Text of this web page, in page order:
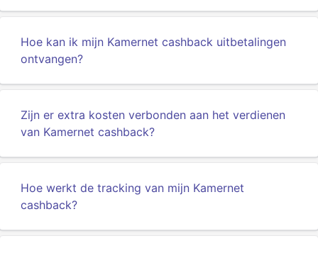
Hoe kan ik mijn Kamernet cashback uitbetalingen
ontvangen?
Zijn er extra kosten verbonden aan het verdienen
van Kamernet cashback?
Hoe werkt de tracking van mijn Kamernet
cashback?